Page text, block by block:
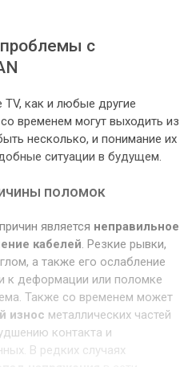
с
как и любые другие
временем могут выходить из
несколько, и понимание их
ситуации в будущем.
поломок
является неправильное
кабелей. Резкие рывки,
а также его ослабление
к деформации или поломке
Также со временем может
износ металлических частей
контакта и
В редких случаях